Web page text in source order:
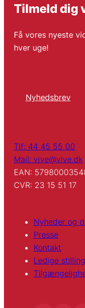
Tilmeld dig
Få vores nyeste
hver uge!
Nyhedsbrev
Tlf: 44 45 55 00
Mail: vive@vive.dk
EAN:
CVR: 23 15 51 17
Nyheder og
Presse
Kontakt
Ledige